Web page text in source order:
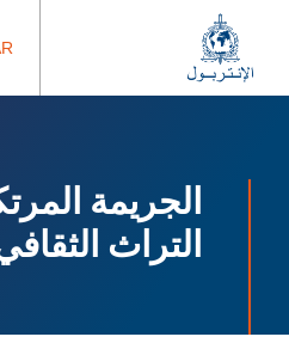
الجريمة
التراث